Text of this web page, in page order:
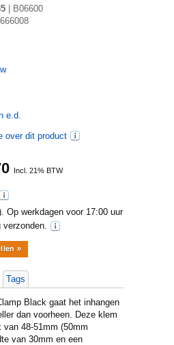
B06600
e.d.
over dit product
Incl. 21% BTW
Op werkdagen voor 17:00 uur
verzonden.
Tags
Black gaat het inhangen
dan voorheen. Deze klem
van 48-51mm (50mm
van 30mm en een